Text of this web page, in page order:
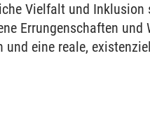
Vielfalt und Inklusion
Errungenschaften und
eine reale,